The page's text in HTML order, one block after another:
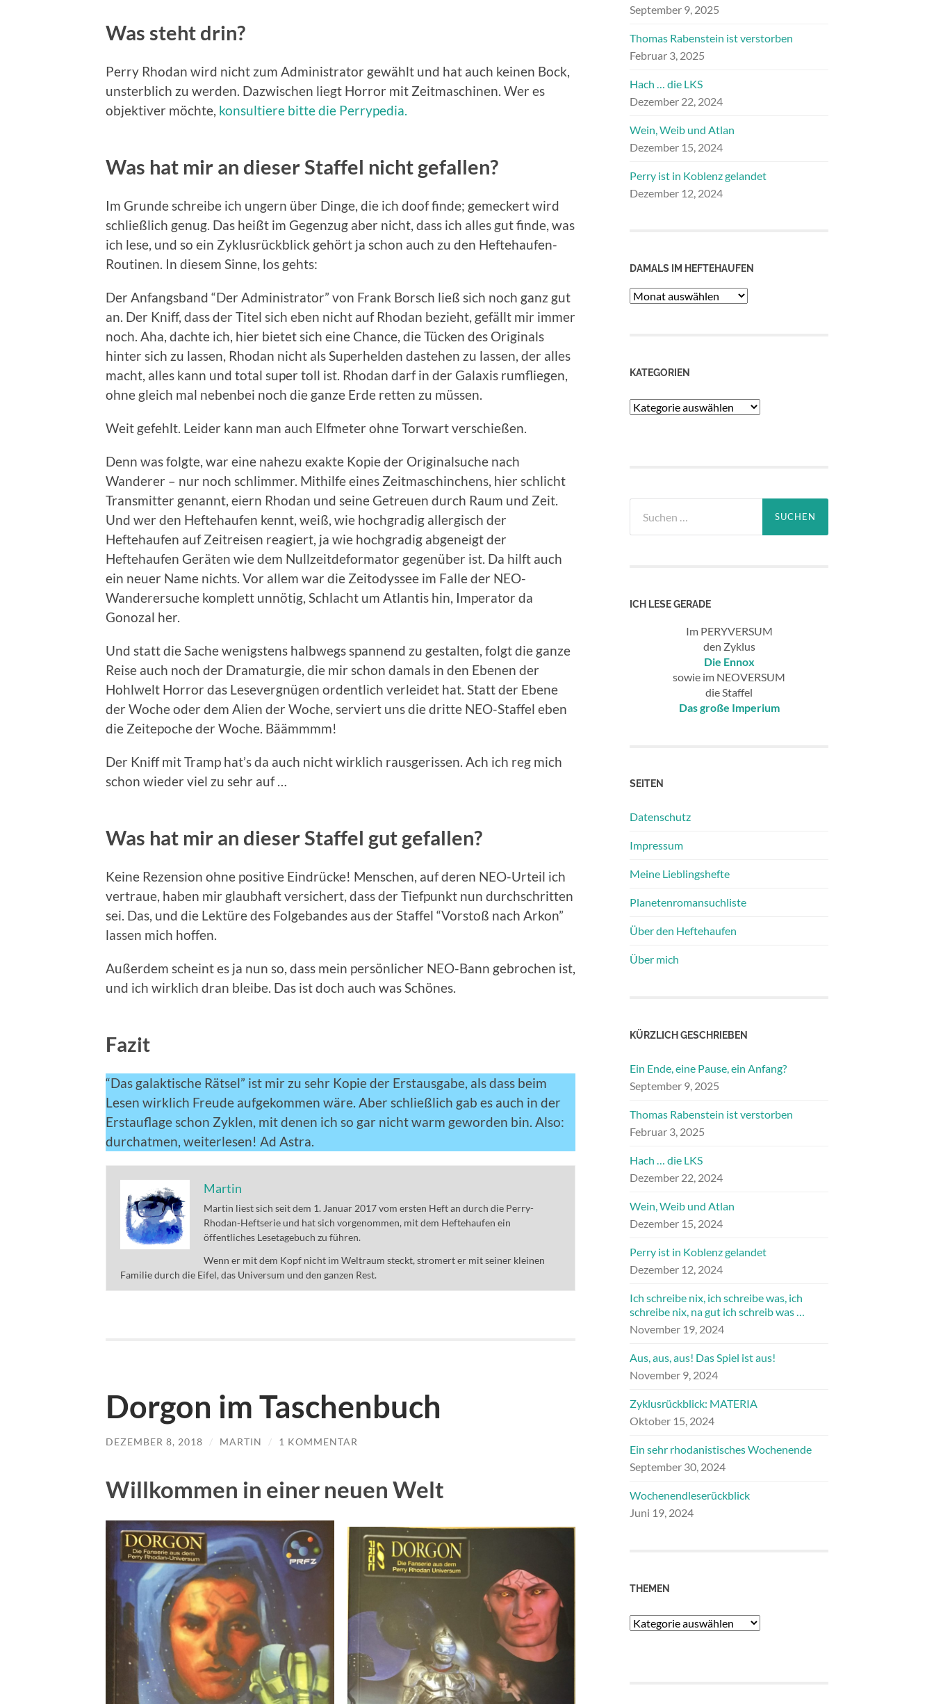
Was steht drin?
Perry Rhodan wird nicht zum Administrator gewählt und hat auch keinen Bock,
unsterblich zu werden. Dazwischen liegt Horror mit Zeitmaschinen. Wer es
objektiver möchte, konsultiere bitte die Perrypedia.
Was hat mir an dieser Staffel nicht gefallen?
Im Grunde schreibe ich ungern über Dinge, die ich doof finde; gemeckert wird
schließlich genug. Das heißt im Gegenzug aber nicht, dass ich alles gut finde, was
ich lese, und so ein Zyklusrückblick gehört ja schon auch zu den Heftehaufen-
Routinen. In diesem Sinne, los gehts:
Der Anfangsband “Der Administrator” von Frank Borsch ließ sich noch ganz gut
an. Der Kniff, dass der Titel sich eben nicht auf Rhodan bezieht, gefällt mir immer
noch. Aha, dachte ich, hier bietet sich eine Chance, die Tücken des Originals
hinter sich zu lassen, Rhodan nicht als Superhelden dastehen zu lassen, der alles
macht, alles kann und total super toll ist. Rhodan darf in der Galaxis rumfliegen,
ohne gleich mal nebenbei noch die ganze Erde retten zu müssen.
Weit gefehlt. Leider kann man auch Elfmeter ohne Torwart verschießen.
Denn was folgte, war eine nahezu exakte Kopie der Originalsuche nach
Wanderer – nur noch schlimmer. Mithilfe eines Zeitmaschinchens, hier schlicht
Transmitter genannt, eiern Rhodan und seine Getreuen durch Raum und Zeit.
Und wer den Heftehaufen kennt, weiß, wie hochgradig allergisch der
Heftehaufen auf Zeitreisen reagiert, ja wie hochgradig abgeneigt der
Heftehaufen Geräten wie dem Nullzeitdeformator gegenüber ist. Da hilft auch
ein neuer Name nichts. Vor allem war die Zeitodyssee im Falle der NEO-
Wanderersuche komplett unnötig, Schlacht um Atlantis hin, Imperator da
Gonozal her.
Und statt die Sache wenigstens halbwegs spannend zu gestalten, folgt die ganze
Reise auch noch der Dramaturgie, die mir schon damals in den Ebenen der
Hohlwelt Horror das Lesevergnügen ordentlich verleidet hat. Statt der Ebene
der Woche oder dem Alien der Woche, serviert uns die dritte NEO-Staffel eben
die Zeitepoche der Woche. Bäämmmm!
Der Kniff mit Tramp hat’s da auch nicht wirklich rausgerissen. Ach ich reg mich
schon wieder viel zu sehr auf …
Was hat mir an dieser Staffel gut gefallen?
Keine Rezension ohne positive Eindrücke! Menschen, auf deren NEO-Urteil ich
vertraue, haben mir glaubhaft versichert, dass der Tiefpunkt nun durchschritten
sei. Das, und die Lektüre des Folgebandes aus der Staffel “Vorstoß nach Arkon”
lassen mich hoffen.
Außerdem scheint es ja nun so, dass mein persönlicher NEO-Bann gebrochen ist,
und ich wirklich dran bleibe. Das ist doch auch was Schönes.
Fazit
“Das galaktische Rätsel” ist mir zu sehr Kopie der Erstausgabe, als dass beim
Lesen wirklich Freude aufgekommen wäre. Aber schließlich gab es auch in der
Erstauflage schon Zyklen, mit denen ich so gar nicht warm geworden bin. Also:
durchatmen, weiterlesen! Ad Astra.
Martin
Martin liest sich seit dem 1. Januar 2017 vom ersten Heft an durch die Perry-
Rhodan-Heftserie und hat sich vorgenommen, mit dem Heftehaufen ein
öffentliches Lesetagebuch zu führen.
Wenn er mit dem Kopf nicht im Weltraum steckt, stromert er mit seiner kleinen
Familie durch die Eifel, das Universum und den ganzen Rest.
Dorgon im Taschenbuch
DEZEMBER 8, 2018 / MARTIN / 1 KOMMENTAR
Willkommen in einer neuen Welt
September 9, 2025
Thomas Rabenstein ist verstorben
Februar 3, 2025
Hach … die LKS
Dezember 22, 2024
Wein, Weib und Atlan
Dezember 15, 2024
Perry ist in Koblenz gelandet
Dezember 12, 2024
DAMALS IM HEFTEHAUFEN
Damals
KATEGORIEN
Kategorien
nach:
ICH LESE GERADE
Im PERYVERSUM
den Zyklus
Die Ennox
sowie im NEOVERSUM
die Staffel
Das große Imperium
SEITEN
Datenschutz
Impressum
Meine Lieblingshefte
Planetenromansuchliste
Über den Heftehaufen
Über mich
KÜRZLICH GESCHRIEBEN
Ein Ende, eine Pause, ein Anfang?
September 9, 2025
Thomas Rabenstein ist verstorben
Februar 3, 2025
Hach … die LKS
Dezember 22, 2024
Wein, Weib und Atlan
Dezember 15, 2024
Perry ist in Koblenz gelandet
Dezember 12, 2024
Ich schreibe nix, ich schreibe was, ich
schreibe nix, na gut ich schreib was …
November 19, 2024
Aus, aus, aus! Das Spiel ist aus!
November 9, 2024
Zyklusrückblick: MATERIA
Oktober 15, 2024
Ein sehr rhodanistisches Wochenende
September 30, 2024
Wochenendleserückblick
Juni 19, 2024
THEMEN
Themen